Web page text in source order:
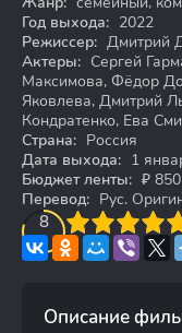
Год выхода: 2022
Режиссер: Дмитрий
Актеры: Сергей
Максимова, Фёдор
Яковлева, Дмитрий
Кондратенко, Ева
Страна: Россия
Дата выхода: 1
Бюджет ленты: ₽
Перевод: Рус.
8
4 5 6 7 8 9
Описание